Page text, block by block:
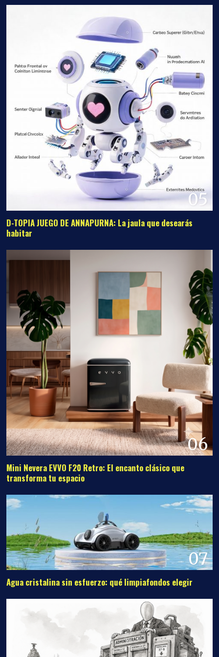
05
D-TOPIA JUEGO DE ANNAPURNA: La jaula que desearás
habitar
06
Mini Nevera EVVO F20 Retro: El encanto clásico que
transforma tu espacio
07
Agua cristalina sin esfuerzo: qué limpiafondos elegir